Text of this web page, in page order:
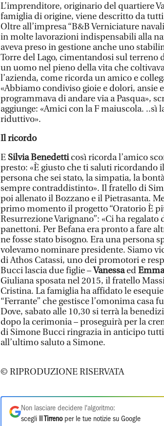
L’imprenditore, originario del quartiere
famiglia di origine, viene descritto da
Oltre all’impresa “B&B Verniciature
in molte lavorazioni indispensabili alla
aveva preso in gestione anche uno
Torre del Lago, cimentandosi sul terreno
un uomo nel pieno della vita che
l’azienda, come ricorda un amico e
«Abbiamo condiviso gioie e dolori,
programmava di andare via a Pasqua»,
aggiunge: «Amici con la F maiuscola. ..sì
riduttivo».
Il ricordo
E Silvia Benedetticosì ricorda l’amico
presto: «È giusto che ti saluti ricordando
persona che sei stato, la simpatia, la
sempre contraddistinto». Il fratello di
poi allenato il Bozzano e il Pietrasanta.
primo momento il progetto “Oratorio È
Resurrezione Varignano”: «Ci ha
panettoni. Per Befana era pronto a fare
ne fosse stato bisogno. Era una persona
volevamo nominare presidente. Siamo
di Athos Catassi, uno dei promotori e
Bucci lascia due figlie –VanessaedEmma
Giuliana sposata nel 2015, il fratello
Cristina. La famiglia ha affidato le
“Ferrante” che gestisce l’omonima casa
Dove, sabato alle 10,30 si terrà la
dopo la cerimonia – proseguirà per la
di Simone Bucci ringrazia in anticipo
all’ultimo saluto a Simone.
© RIPRODUZIONE RISERVATA
Non lasciare decidere l'algoritmo:
scegli
Il Tirrenoper le tue notizie su Google